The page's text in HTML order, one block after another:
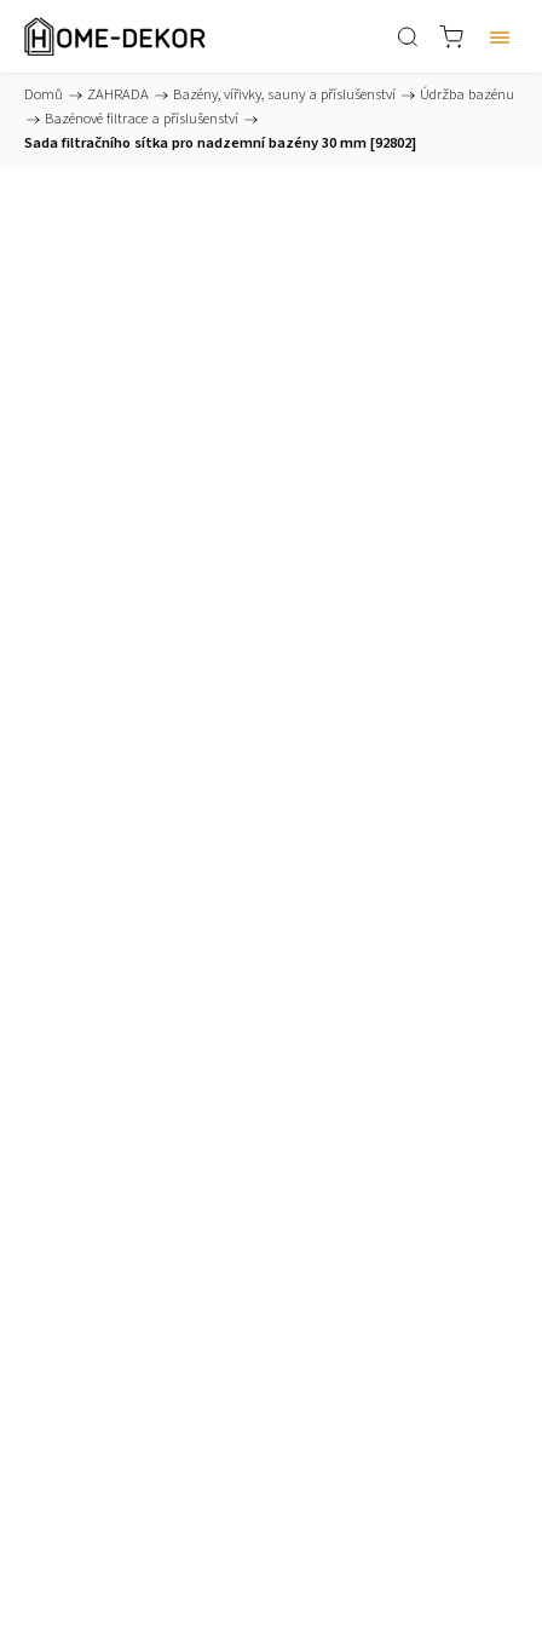
Domů / ZAHRADA / Bazény, vířivky, sauny a příslušenství /
Údržba bazénu
/
Bazénové filtrace a příslušenství /
Sada filtračního sítka pro nadzemní bazény 30 mm [92802]